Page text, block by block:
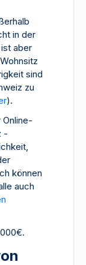
in der
aber
sind
zu
).
Online-
-
können
auch